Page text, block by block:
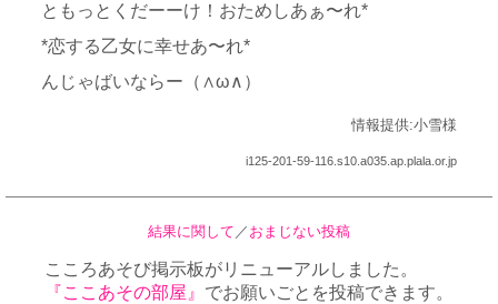
ともっとくだーーけ！おためしあぁ〜れ*
*恋する乙女に幸せあ〜れ*
んじゃばいならー（∧ω∧）
情報提供:小雪様
i125-201-59-116.s10.a035.ap.plala.or.jp
結果に関して ／ おまじない投稿
こころあそび掲示板がリニューアルしました。
『ここあその部屋』 でお願いごとを投稿できます。